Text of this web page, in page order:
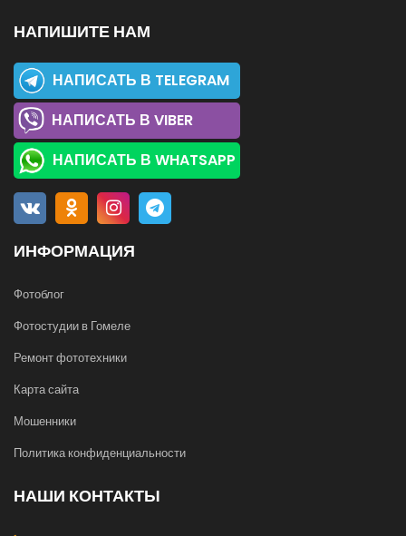
НАПИШИТЕ НАМ
НАПИСАТЬ В TELEGRAM
НАПИСАТЬ В VIBER
НАПИСАТЬ В WHATSAPP
ИНФОРМАЦИЯ
Фотоблог
Фотостудии в Гомеле
Ремонт фототехники
Карта сайта
Мошенники
Политика конфиденциальности
НАШИ КОНТАКТЫ